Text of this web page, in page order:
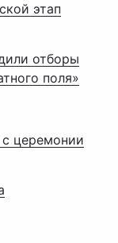
этап
отборы
поля»
церемонии